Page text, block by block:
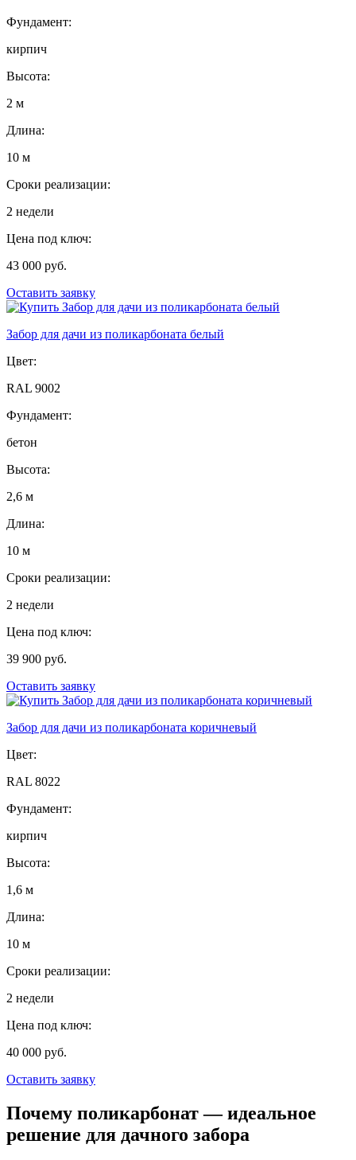
Фундамент:
кирпич
Высота:
2 м
Длина:
10 м
Сроки реализации:
2 недели
Цена под ключ:
43 000 руб.
Оставить заявку
Забор для дачи из поликарбоната белый
Цвет:
RAL 9002
Фундамент:
бетон
Высота:
2,6 м
Длина:
10 м
Сроки реализации:
2 недели
Цена под ключ:
39 900 руб.
Оставить заявку
Забор для дачи из поликарбоната коричневый
Цвет:
RAL 8022
Фундамент:
кирпич
Высота:
1,6 м
Длина:
10 м
Сроки реализации:
2 недели
Цена под ключ:
40 000 руб.
Оставить заявку
Почему поликарбонат — идеальное
решение для дачного забора